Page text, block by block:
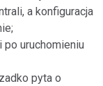
a konfiguracja
uruchomieniu
pyta o